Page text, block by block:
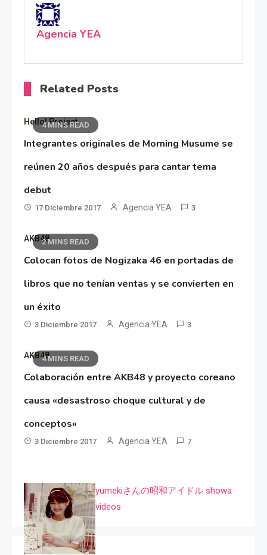
Agencia YEA
Related Posts
4 MINS READ
Hello! Project
Integrantes originales de Morning Musume se
reúnen 20 años después para cantar tema
debut
17 Diciembre 2017 Agencia YEA 3
2 MINS READ
AKB48
Colocan fotos de Nogizaka 46 en portadas de
libros que no tenían ventas y se convierten en
un éxito
3 Diciembre 2017 Agencia YEA 3
4 MINS READ
AKB48
Colaboración entre AKB48 y proyecto coreano
causa «desastroso choque cultural y de
conceptos»
3 Diciembre 2017 Agencia YEA 7
yumekiさんの昭和アイドル showa
videos